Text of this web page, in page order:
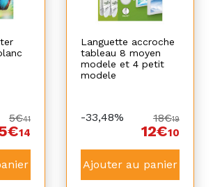
5€41
14
Languette accroche
tableau 8 moyen
modele et 4 petit
modele
-33,48% 18€19
12€10
Ajouter au panier